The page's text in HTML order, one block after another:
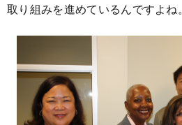
取り組みを進めているんですよね。